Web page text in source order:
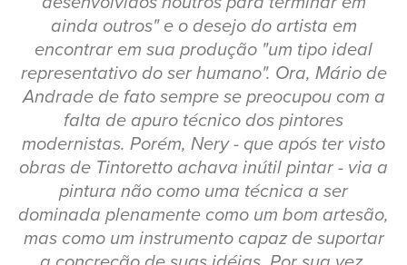
ainda outros" e o desejo do artista em
encontrar em sua produção "um tipo ideal
representativo do ser humano". Ora, Mário de
Andrade de fato sempre se preocupou com a
falta de apuro técnico dos pintores
modernistas. Porém, Nery - que após ter visto
obras de Tintoretto achava inútil pintar - via a
pintura não como uma técnica a ser
dominada plenamente como um bom artesão,
mas como um instrumento capaz de suportar